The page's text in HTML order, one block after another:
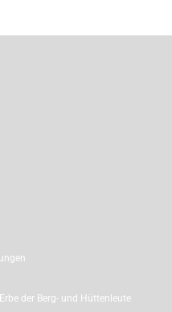
der Berg- und Hüttenleute